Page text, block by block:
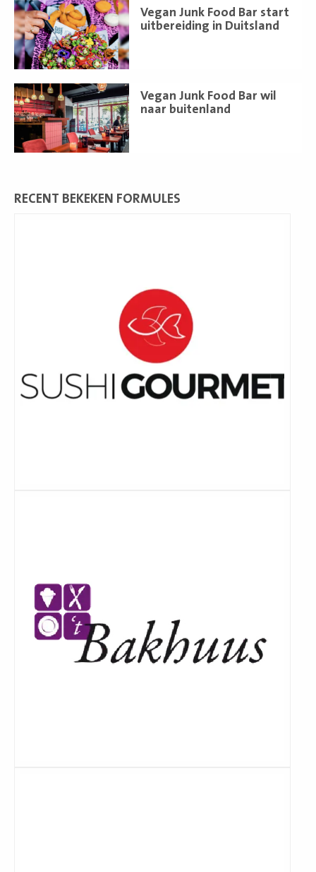
Vegan Junk Food Bar start
uitbereiding in Duitsland
Lees
meer
Vegan Junk Food Bar wil
naar buitenland
Lees
meer
RECENT BEKEKEN FORMULES